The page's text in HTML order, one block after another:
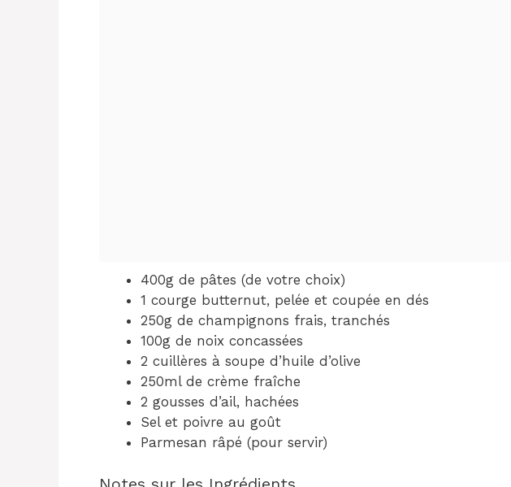
400g de pâtes (de votre choix)
1 courge butternut, pelée et coupée en dés
250g de champignons frais, tranchés
100g de noix concassées
2 cuillères à soupe d’huile d’olive
250ml de crème fraîche
2 gousses d’ail, hachées
Sel et poivre au goût
Parmesan râpé (pour servir)